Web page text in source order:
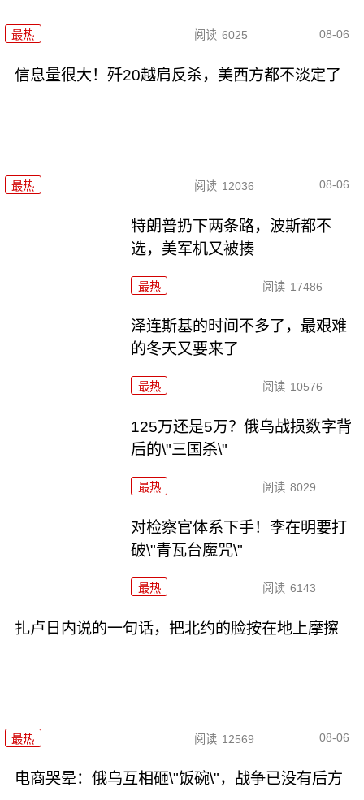
最热 阅读 6025 08-06
信息量很大！歼20越肩反杀，美西方都不淡定了
最热 阅读 12036 08-06
特朗普扔下两条路，波斯都不
选，美军机又被揍
最热 阅读 17486
泽连斯基的时间不多了，最艰难
的冬天又要来了
最热 阅读 10576
125万还是5万？俄乌战损数字背
后的\"三国杀\"
最热 阅读 8029
对检察官体系下手！李在明要打
破\"青瓦台魔咒\"
最热 阅读 6143
扎卢日内说的一句话，把北约的脸按在地上摩擦
最热 阅读 12569 08-06
电商哭晕：俄乌互相砸\"饭碗\"，战争已没有后方